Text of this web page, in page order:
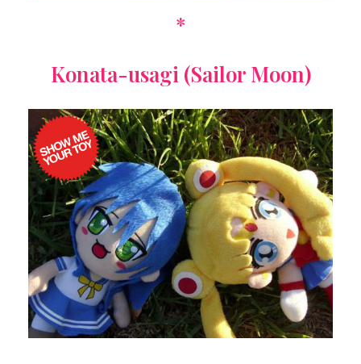
*
Konata-usagi (Sailor Moon)